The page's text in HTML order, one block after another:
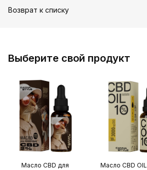
Возврат к списку
Выберите свой продукт
Масло CBD для
Масло CBD